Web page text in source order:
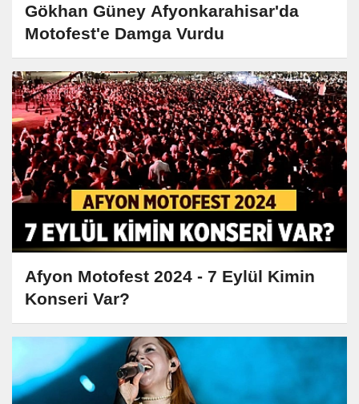
Gökhan Güney Afyonkarahisar'da
Motofest'e Damga Vurdu
Afyon Motofest 2024 - 7 Eylül Kimin
Konseri Var?